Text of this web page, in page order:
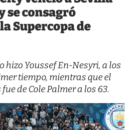
se consagró
Supercopa de
hizo Youssef En-Nesyri, a los
tiempo, mientras que el
de Cole Palmer a los 63.